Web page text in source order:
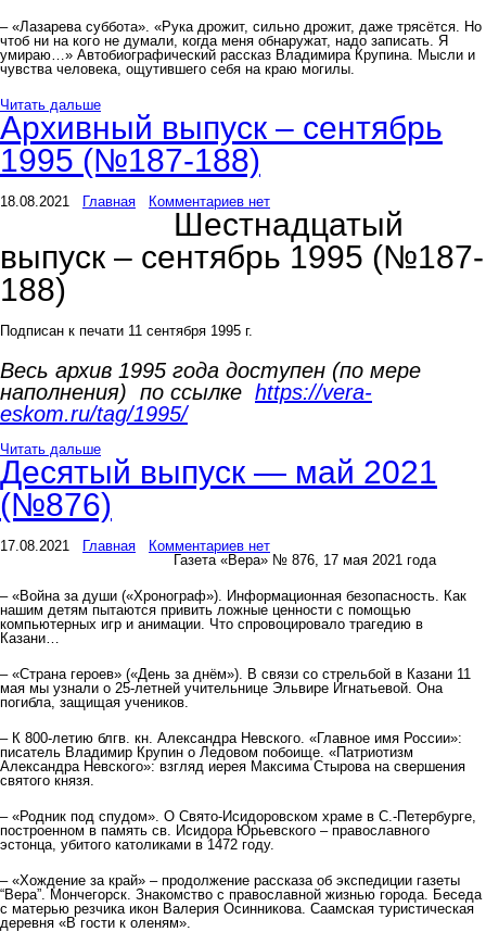
– «Лазарева суббота». «Рука дрожит, сильно дрожит, даже трясётся. Но
чтоб ни на кого не думали, когда меня обнаружат, надо записать. Я
умираю…» Автобиографический рассказ Владимира Крупина. Мысли и
чувства человека, ощутившего себя на краю могилы.
Читать дальше
Архивный выпуск – сентябрь
1995 (№187-188)
18.08.2021 Главная Комментариев нет
Шестнадцатый
выпуск – сентябрь 1995 (№187-
188)
Подписан к печати 11 сентября 1995 г.
Весь архив 1995 года доступен (по мере
наполнения) по ссылке https://vera-
eskom.ru/tag/1995/
Читать дальше
Десятый выпуск — май 2021
(№876)
17.08.2021 Главная
Комментариев нет
Газета «Вера» № 876, 17 мая 2021 года
– «Война за души («Хронограф»). Информационная безопасность. Как
нашим детям пытаются привить ложные ценности с помощью
компьютерных игр и анимации. Что спровоцировало трагедию в
Казани…
– «Страна героев» («День за днём»). В связи со стрельбой в Казани 11
мая мы узнали о 25-летней учительнице Эльвире Игнатьевой. Она
погибла, защищая учеников.
– К 800-летию блгв. кн. Александра Невского. «Главное имя России»:
писатель Владимир Крупин о Ледовом побоище. «Патриотизм
Александра Невского»: взгляд иерея Максима Стырова на свершения
святого князя.
– «Родник под спудом». О Свято-Исидоровском храме в С.-Петербурге,
построенном в память св. Исидора Юрьевского – православного
эстонца, убитого католиками в 1472 году.
– «Хождение за край» – продолжение рассказа об экспедиции газеты
“Вера”. Мончегорск. Знакомство с православной жизнью города. Беседа
с матерью резчика икон Валерия Осинникова. Саамская туристическая
деревня «В гости к оленям».